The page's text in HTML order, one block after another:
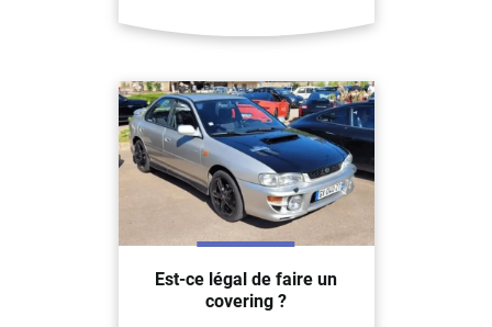
Est-ce légal de faire un
covering ?